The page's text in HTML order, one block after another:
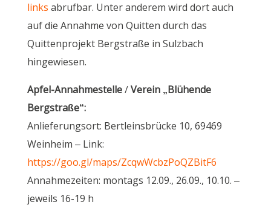
links abrufbar. Unter anderem wird dort auch
auf die Annahme von Quitten durch das
Quittenprojekt Bergstraße in Sulzbach
hingewiesen.
Apfel-Annahmestelle/Verein „Blühende
Bergstraße“:
Anlieferungsort: Bertleinsbrücke 10, 69469
Weinheim – Link:
https://goo.gl/maps/ZcqwWcbzPoQZBitF6
Annahmezeiten: montags 12.09., 26.09., 10.10. –
jeweils 16-19 h